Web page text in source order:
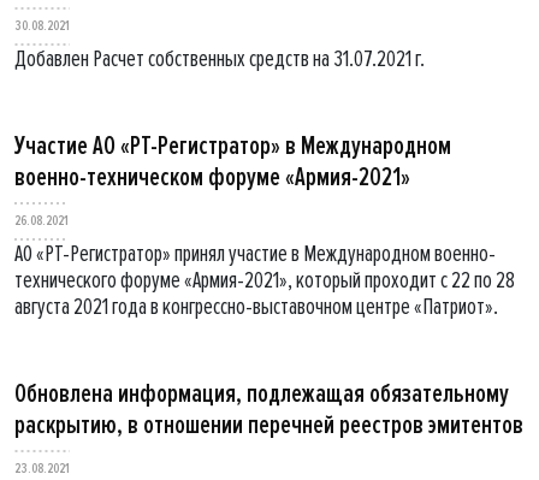
30.08.2021
Добавлен Расчет собственных средств на 31.07.2021 г.
Участие АО «РТ-Регистратор» в Международном
военно-техническом форуме «Армия-2021»
26.08.2021
АО «РТ-Регистратор» принял участие в Международном военно-
технического форуме «Армия-2021», который проходит с 22 по 28
августа 2021 года в конгрессно-выставочном центре «Патриот».
Обновлена информация, подлежащая обязательному
раскрытию, в отношении перечней реестров эмитентов
23.08.2021